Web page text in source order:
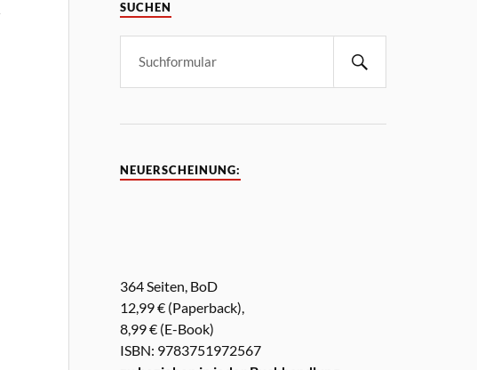
SUCHEN
NEUERSCHEINUNG:
364 Seiten, BoD
12,99 € (Paperback),
8,99 € (E-Book)
ISBN: 9783751972567